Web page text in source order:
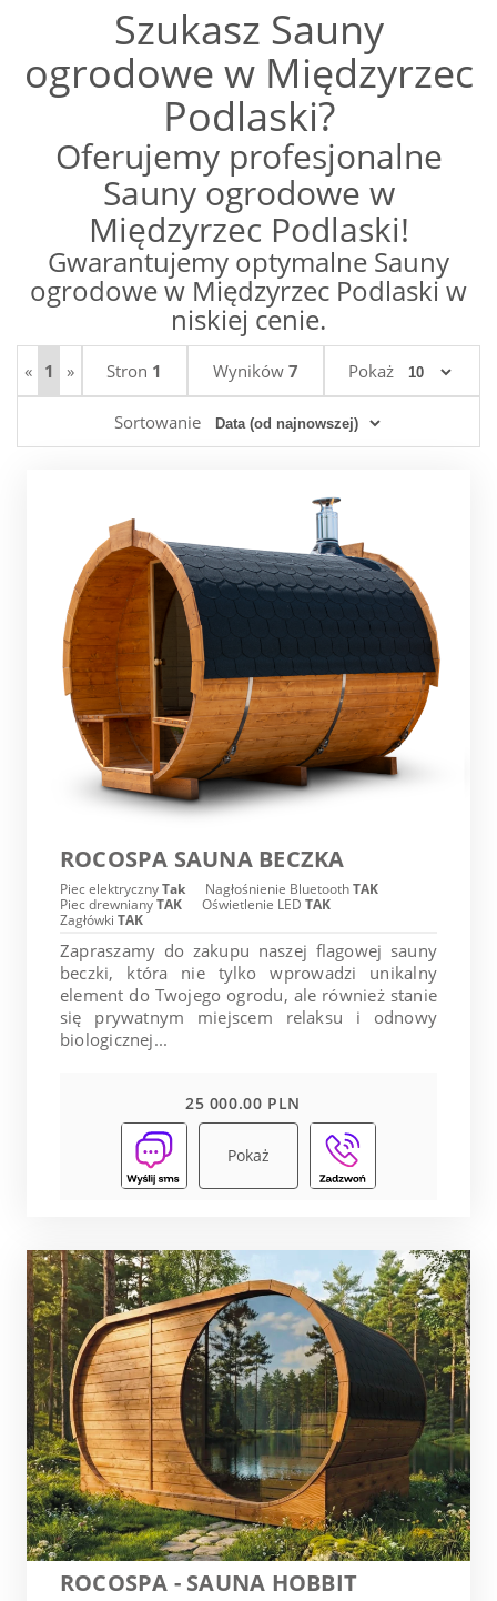
Szukasz Sauny
ogrodowe w Międzyrzec
Podlaski?
Oferujemy profesjonalne
Sauny ogrodowe w
Międzyrzec Podlaski!
Gwarantujemy optymalne Sauny
ogrodowe w Międzyrzec Podlaski w
niskiej cenie.
« 1 » Stron 1 Wyników 7 Pokaż
Sortowanie
ROCOSPA SAUNA BECZKA
Piec elektrycznyTak Nagłośnienie BluetoothTAK
Piec drewnianyTAK Oświetlenie LED TAK
Zagłówki TAK
Zapraszamy do zakupu naszej flagowej sauny
beczki, która nie tylko wprowadzi unikalny
element do Twojego ogrodu, ale również stanie
się prywatnym miejscem relaksu i odnowy
biologicznej...
25 000.00 PLN
Pokaż
ROCOSPA - SAUNA HOBBIT